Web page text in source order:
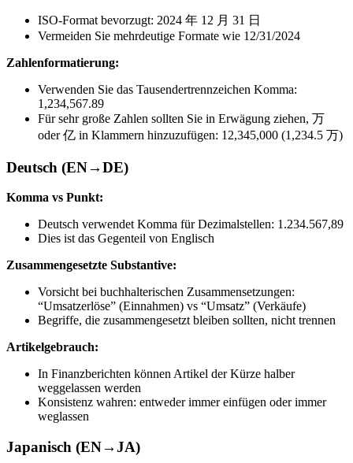
ISO-Format bevorzugt: 2024 年 12 月 31 日
Vermeiden Sie mehrdeutige Formate wie 12/31/2024
Zahlenformatierung:
Verwenden Sie das Tausendertrennzeichen Komma:
1,234,567.89
Für sehr große Zahlen sollten Sie in Erwägung ziehen, 万
oder 亿 in Klammern hinzuzufügen: 12,345,000 (1,234.5 万)
Deutsch (EN→DE)
Komma vs Punkt:
Deutsch verwendet Komma für Dezimalstellen: 1.234.567,89
Dies ist das Gegenteil von Englisch
Zusammengesetzte Substantive:
Vorsicht bei buchhalterischen Zusammensetzungen:
“Umsatzerlöse” (Einnahmen) vs “Umsatz” (Verkäufe)
Begriffe, die zusammengesetzt bleiben sollten, nicht trennen
Artikelgebrauch:
In Finanzberichten können Artikel der Kürze halber
weggelassen werden
Konsistenz wahren: entweder immer einfügen oder immer
weglassen
Japanisch (EN→JA)